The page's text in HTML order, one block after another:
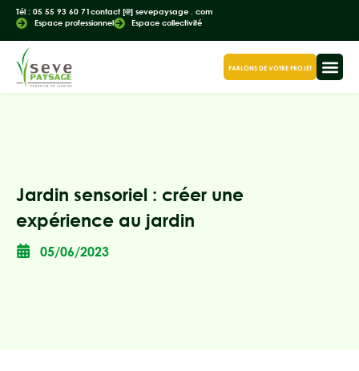
Tél : 05 55 93 60 71contact [@] sevepaysage . com
Espace professionnel
Espace collectivité
PARLONS DE VOTRE PROJET
Jardin sensoriel : créer une
expérience au jardin
05/06/2023